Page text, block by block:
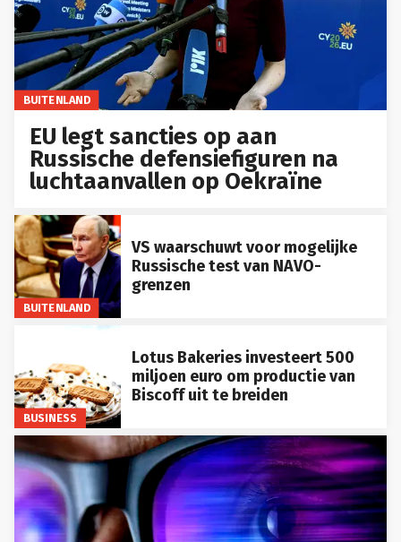
BUITENLAND
EU legt sancties op aan
Russische defensiefiguren na
luchtaanvallen op Oekraïne
BUITENLAND
VS waarschuwt voor mogelijke
Russische test van NAVO-
grenzen
BUSINESS
Lotus Bakeries investeert 500
miljoen euro om productie van
Biscoff uit te breiden